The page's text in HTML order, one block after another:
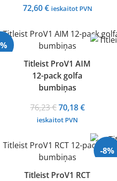
72,60€ ieskaitot PVN
Titleist ProV1 AIM
12-pack golfa
bumbiņas
76,23€Original
price
76,23 €.
70,18€Current
is:
70,18 €.
ieskaitot PVN
Titleist ProV1 RCT
-8%